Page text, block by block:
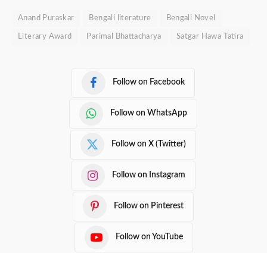
Anand Puraskar Bengali literature Bengali Novel
Literary Award Parimal Bhattacharya Satgar Hawa Tatira
Follow on Facebook
Follow on WhatsApp
Follow on X (Twitter)
Follow on Instagram
Follow on Pinterest
Follow on YouTube